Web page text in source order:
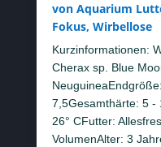
von Aquarium
Fokus, Wirbellose
Kurzinformationen:
Cherax sp. Blue
7,5Gesamthärte: 5 -
26° CFutter:
VolumenAlter: 3